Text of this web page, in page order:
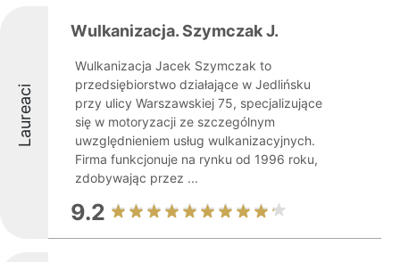
Laureaci
Wulkanizacja. Szymczak J.
Wulkanizacja Jacek Szymczak to
przedsiębiorstwo działające w Jedlińsku
przy ulicy Warszawskiej 75, specjalizujące
się w motoryzacji ze szczególnym
uwzględnieniem usług wulkanizacyjnych.
Firma funkcjonuje na rynku od 1996 roku,
zdobywając przez ...
9.2